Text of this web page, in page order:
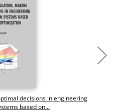
decisions in engineering
based on...